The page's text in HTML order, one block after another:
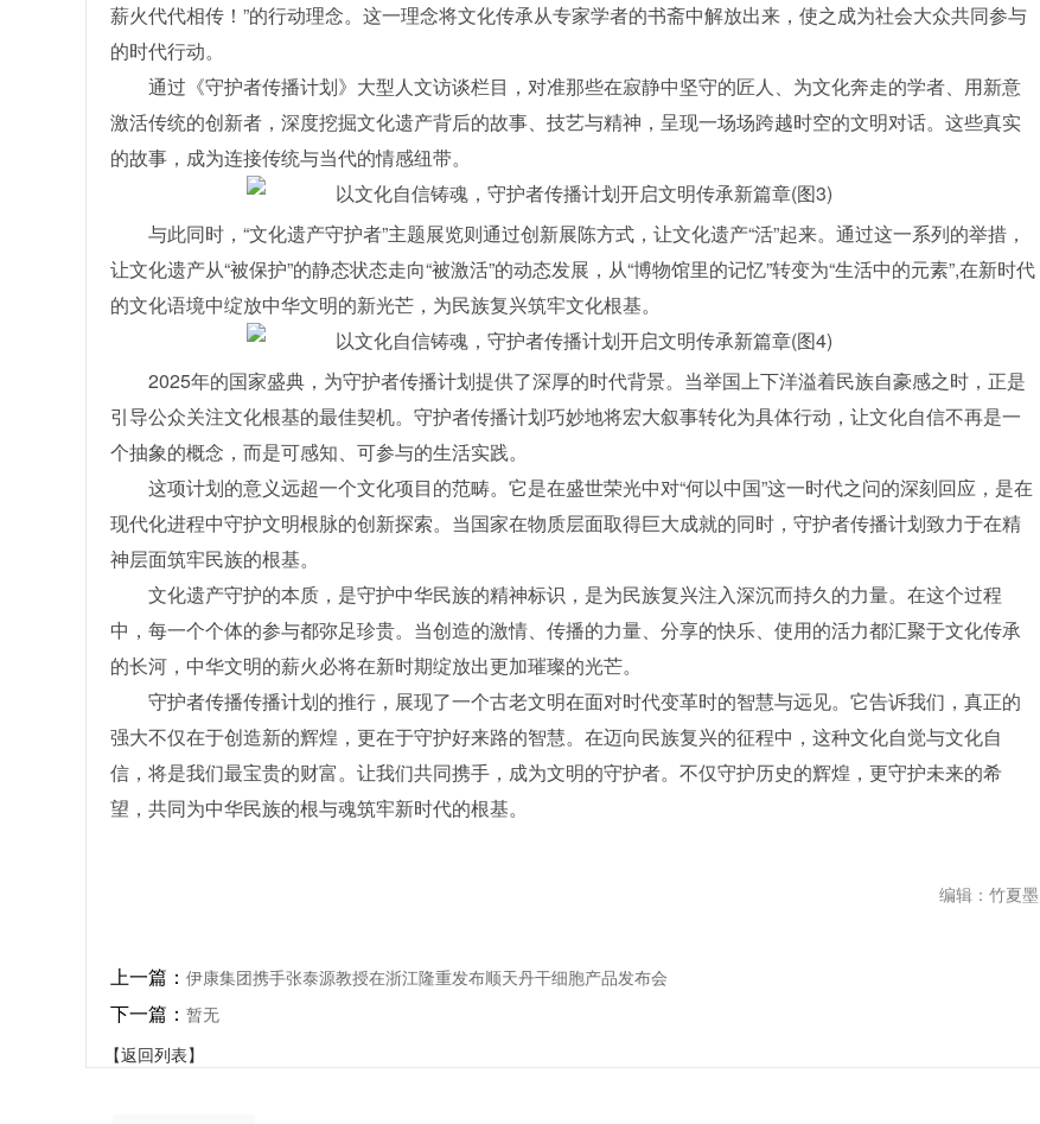
薪火代代相传！”的行动理念。这一理念将文化传承从专家学者的书斋中解放出来，使之成为社会大众共同参与
的时代行动。
通过《守护者传播计划》大型人文访谈栏目，对准那些在寂静中坚守的匠人、为文化奔走的学者、用新意
激活传统的创新者，深度挖掘文化遗产背后的故事、技艺与精神，呈现一场场跨越时空的文明对话。这些真实
的故事，成为连接传统与当代的情感纽带。
与此同时，“文化遗产守护者”主题展览则通过创新展陈方式，让文化遗产“活”起来。通过这一系列的举措，
让文化遗产从“被保护”的静态状态走向“被激活”的动态发展，从“博物馆里的记忆”转变为“生活中的元素”,在新时代
的文化语境中绽放中华文明的新光芒，为民族复兴筑牢文化根基。
2025年的国家盛典，为守护者传播计划提供了深厚的时代背景。当举国上下洋溢着民族自豪感之时，正是
引导公众关注文化根基的最佳契机。守护者传播计划巧妙地将宏大叙事转化为具体行动，让文化自信不再是一
个抽象的概念，而是可感知、可参与的生活实践。
这项计划的意义远超一个文化项目的范畴。它是在盛世荣光中对“何以中国”这一时代之问的深刻回应，是在
现代化进程中守护文明根脉的创新探索。当国家在物质层面取得巨大成就的同时，守护者传播计划致力于在精
神层面筑牢民族的根基。
文化遗产守护的本质，是守护中华民族的精神标识，是为民族复兴注入深沉而持久的力量。在这个过程
中，每一个个体的参与都弥足珍贵。当创造的激情、传播的力量、分享的快乐、使用的活力都汇聚于文化传承
的长河，中华文明的薪火必将在新时期绽放出更加璀璨的光芒。
守护者传播传播计划的推行，展现了一个古老文明在面对时代变革时的智慧与远见。它告诉我们，真正的
强大不仅在于创造新的辉煌，更在于守护好来路的智慧。在迈向民族复兴的征程中，这种文化自觉与文化自
信，将是我们最宝贵的财富。让我们共同携手，成为文明的守护者。不仅守护历史的辉煌，更守护未来的希
望，共同为中华民族的根与魂筑牢新时代的根基。
编辑：竹夏墨
上一篇： 伊康集团携手张泰源教授在浙江隆重发布顺天丹干细胞产品发布会
下一篇： 暂无
【返回列表】